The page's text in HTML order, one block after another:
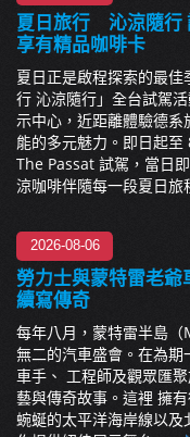
夏日旅行 沁涼隨
享有精品咖啡卡
夏日正是啟程探索的最
行 沁涼隨行」全台試駕
示中心，近距離體驗德
能的多元魅力。即日起
The Passat 試駕，當日
涼咖啡伴隨每一段夏日旅
2026-08-06
勞力士與蒙特雷老
續寫傳奇
每年八月，蒙特雷半島
無二的汽車盛會。在為期
車手、 工程師及觀眾匯
藝與傳奇故事。這裡 擁
蜿蜒的太平洋海岸線以